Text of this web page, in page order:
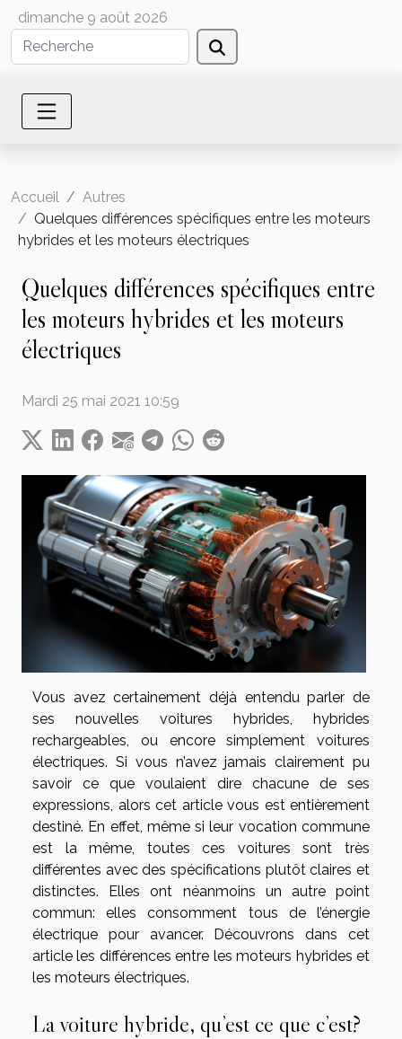
dimanche 9 août 2026
Accueil
Autres
Quelques différences spécifiques entre les moteurs
hybrides et les moteurs électriques
Quelques différences spécifiques entre
les moteurs hybrides et les moteurs
électriques
Mardi 25 mai 2021 10:59
Vous avez certainement déjà entendu parler de
ses nouvelles voitures hybrides, hybrides
rechargeables, ou encore simplement voitures
électriques. Si vous n’avez jamais clairement pu
savoir ce que voulaient dire chacune de ses
expressions, alors cet article vous est entièrement
destiné. En effet, même si leur vocation commune
est la même, toutes ces voitures sont très
différentes avec des spécifications plutôt claires et
distinctes. Elles ont néanmoins un autre point
commun: elles consomment tous de l’énergie
électrique pour avancer. Découvrons dans cet
article les différences entre les moteurs hybrides et
les moteurs électriques.
La voiture hybride, qu’est ce que c’est?